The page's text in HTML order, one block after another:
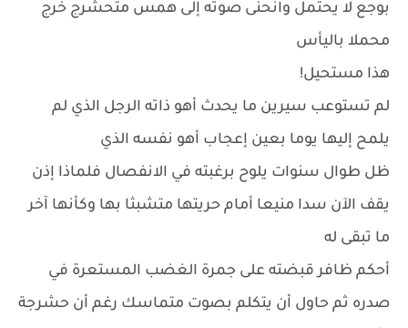
بوجع لا يحتمل وانحنى صوته إلى همس متحشرج خرج
محملا باليأس
هذا مستحيل!
لم تستوعب سيرين ما يحدث أهو ذاته الرجل الذي لم
يلمح إليها يوما بعين إعجاب أهو نفسه الذي
ظل طوال سنوات يلوح برغبته في الانفصال فلماذا إذن
يقف الآن سدا منيعا أمام حريتها متشبثا بها وكأنها آخر
ما تبقى له
أحكم ظافر قبضته على جمرة الغضب المستعرة في
صدره ثم حاول أن يتكلم بصوت متماسك رغم أن حشرجة